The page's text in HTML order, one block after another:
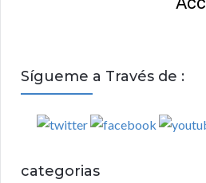
Sígueme a Través de :
categorias